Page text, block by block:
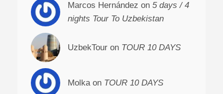
Marcos Hernández on 5 days / 4
nights Tour To Uzbekistan
UzbekTour on TOUR 10 DAYS
Molka on TOUR 10 DAYS